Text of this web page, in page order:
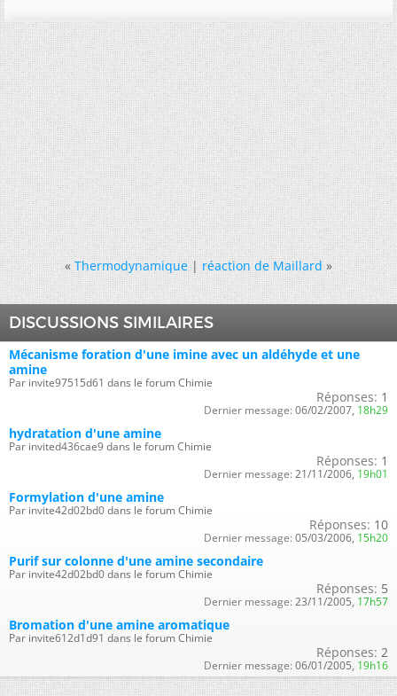
« Thermodynamique|réaction de Maillard »
DISCUSSIONS SIMILAIRES
Mécanisme foration d'une imine avec un aldéhyde et une
amine
Par invite97515d61 dans le forum Chimie
Réponses: 1
Dernier message: 06/02/2007, 18h29
hydratation d'une amine
Par invited436cae9 dans le forum Chimie
Réponses: 1
Dernier message: 21/11/2006, 19h01
Formylation d'une amine
Par invite42d02bd0 dans le forum Chimie
Réponses: 10
Dernier message: 05/03/2006, 15h20
Purif sur colonne d'une amine secondaire
Par invite42d02bd0 dans le forum Chimie
Réponses: 5
Dernier message: 23/11/2005, 17h57
Bromation d'une amine aromatique
Par invite612d1d91 dans le forum Chimie
Réponses: 2
Dernier message: 06/01/2005, 19h16